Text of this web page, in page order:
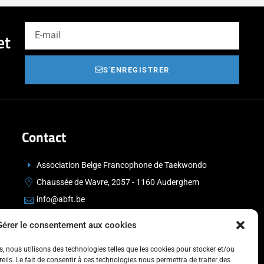
le consentement aux cookies
nous utilisons des technologies telles que les cookies pour stocker et/ou
Le fait de consentir à ces technologies nous permettra de traiter des
S'ENREGISTRER
Contact
Association Belge Francophone de Taekwondo
Chaussée de Wavre, 2057 - 1160 Auderghem
info@abft.be